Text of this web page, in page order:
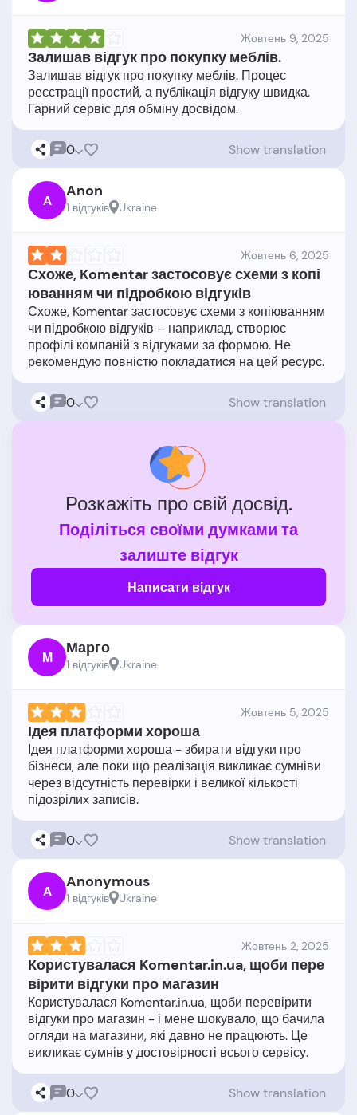
Жовтень 9, 2025
Залишав відгук про покупку меблів.
Залишав відгук про покупку меблів. Процес
реєстрації простий, а публікація відгуку швидка.
0 Show translation
A Anon
1 відгукiв Ukraine
Жовтень 6, 2025
Схоже, Komentar застосовує схеми з копі
юванням чи підробкою відгуків
Схоже, Komentar застосовує схеми з копіюванням
чи підробкою відгуків – наприклад, створює
профілі компаній з відгуками за формою. Не
0 Show translation
Розкажіть про свій досвід.
Поділіться своїми думками та
залиште відгук
Написати відгук
М Марго
1 відгукiв Ukraine
Жовтень 5, 2025
Ідея платформи хороша
Ідея платформи хороша - збирати відгуки про
бізнеси, але поки що реалізація викликає сумніви
через відсутність перевірки і великої кількості
0 Show translation
A Anonymous
1 відгукiв Ukraine
Жовтень 2, 2025
Користувалася Komentar.in.ua, щоби пере
вірити відгуки про магазин
Користувалася Komentar.in.ua, щоби перевірити
відгуки про магазин - і мене шокувало, що бачила
огляди на магазини, які давно не працюють. Це
0 Show translation